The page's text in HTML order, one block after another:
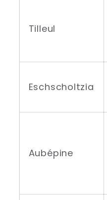
Tilleul
Eschscholtzia
Aubépine